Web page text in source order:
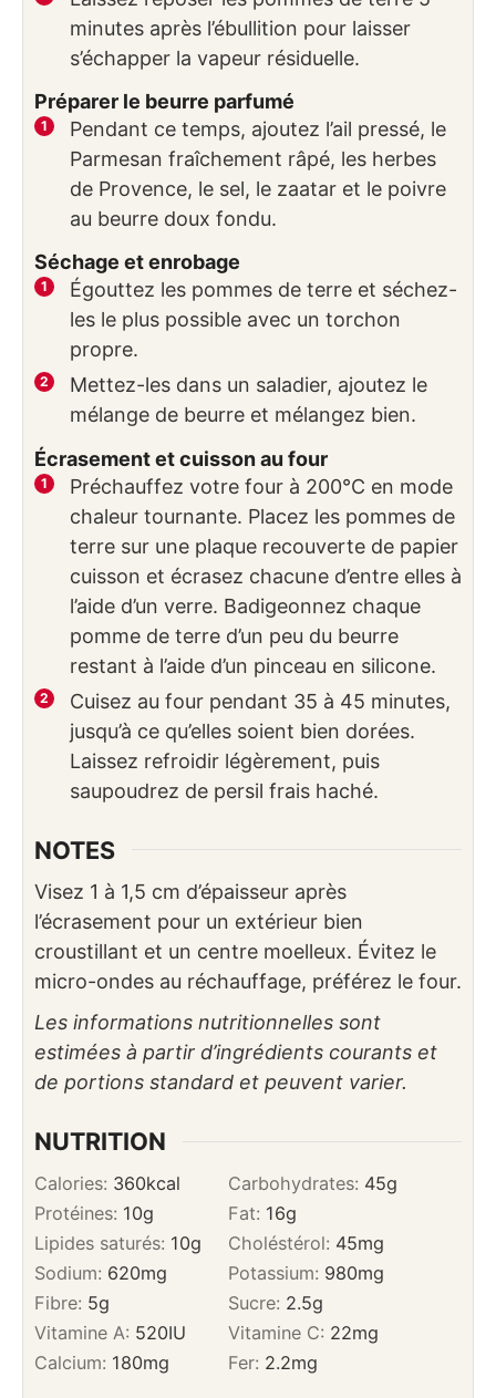
minutes après l’ébullition pour laisser
s’échapper la vapeur résiduelle.
Préparer le beurre parfumé
Pendant ce temps, ajoutez l’ail pressé, le
Parmesan fraîchement râpé, les herbes
de Provence, le sel, le zaatar et le poivre
au beurre doux fondu.
Séchage et enrobage
Égouttez les pommes de terre et séchez-
les le plus possible avec un torchon
propre.
Mettez-les dans un saladier, ajoutez le
mélange de beurre et mélangez bien.
Écrasement et cuisson au four
Préchauffez votre four à 200°C en mode
chaleur tournante. Placez les pommes de
terre sur une plaque recouverte de papier
cuisson et écrasez chacune d’entre elles à
l’aide d’un verre. Badigeonnez chaque
pomme de terre d’un peu du beurre
restant à l’aide d’un pinceau en silicone.
Cuisez au four pendant 35 à 45 minutes,
jusqu’à ce qu’elles soient bien dorées.
Laissez refroidir légèrement, puis
saupoudrez de persil frais haché.
NOTES
Visez 1 à 1,5 cm d’épaisseur après
l’écrasement pour un extérieur bien
croustillant et un centre moelleux. Évitez le
micro-ondes au réchauffage, préférez le four.
Les informations nutritionnelles sont
estimées à partir d’ingrédients courants et
de portions standard et peuvent varier.
NUTRITION
Calories: 360kcal Carbohydrates: 45g
Protéines: 10g Fat: 16g
Lipides saturés: 10g Choléstérol: 45mg
Sodium: 620mg Potassium: 980mg
Fibre: 5g Sucre: 2.5g
Vitamine A: 520IU Vitamine C: 22mg
Calcium: 180mg Fer: 2.2mg